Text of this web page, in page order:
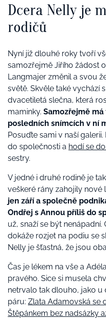
Dcera Nelly je
rodičů
Nyní již dlouhé roky tvoří
samozřejmě Jiřího žádost
Langmajer změnil a svou
světě. Skvěle také vychází
dvacetiletá slečna, která
maminky. Samozřejmě
posledních snímcích v ní
Posuďte sami v naší
do společnosti a hodí se
sestry.
V jedné i druhé rodině je
veškeré rány zahojily nové
jen září a společně
Ondřej s Annou příliš do
už, snaží se být
dokáže rozjet na podiu se
Nelly je šťastná, že jsou
Čas je lékem na vše a
pravého. Sice si musela
netrvalo tak dlouho, jako u
páru: Zlata Adamovská se
Štěpánkem bez nadsázky